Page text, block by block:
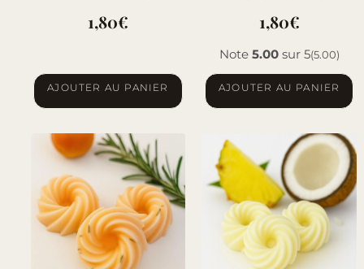
1,80€
AJOUTER AU PANIER
1,80€
Note 5.00sur 5(5.00)
AJOUTER AU PANIER